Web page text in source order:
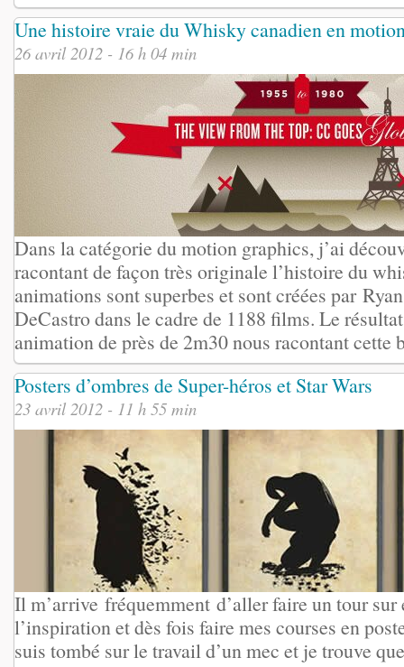
Une histoire vraie du Whisky canadien en
26 avril 2012 - 16 h 04 min
Dans la catégorie du motion graphics, j’ai
racontant de façon très originale l’histoire du
animations sont superbes et sont créées par
DeCastro dans le cadre de 1188 films. Le
animation de près de 2m30 nous racontant cette
Posters d’ombres de Super-héros et Star Wars
23 avril 2012 - 11 h 55 min
Il m’arrive fréquemment d’aller faire un tour sur
l’inspiration et dès fois faire mes courses en
suis tombé sur le travail d’un mec et je trouve